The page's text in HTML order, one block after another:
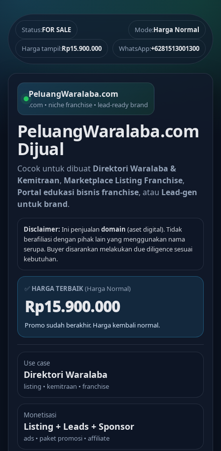
Status:FOR SALE Mode:Harga Normal
Harga tampil:Rp15.900.000 WhatsApp:+6281513001300
PeluangWaralaba.com
.com • niche franchise • lead-ready brand
PeluangWaralaba.com
Dijual
Cocok untuk dibuat Direktori Waralaba &
Kemitraan, Marketplace Listing Franchise,
Portal edukasi bisnis franchise, atau Lead-gen
untuk brand.
Disclaimer: Ini penjualan domain (aset digital). Tidak
berafiliasi dengan pihak lain yang menggunakan nama
serupa. Buyer disarankan melakukan due diligence sesuai
kebutuhan.
✅ HARGA TERBAIK(Harga Normal)
Rp15.900.000
Promo sudah berakhir. Harga kembali normal.
Use case
Direktori Waralaba
listing • kemitraan • franchise
Monetisasi
Listing + Leads + Sponsor
ads • paket promosi • affiliate